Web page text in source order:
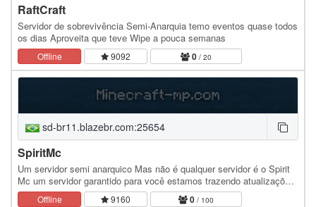
RaftCraft
Servidor de sobrevivência Semi-Anarquia temo eventos quase todos
os dias Aproveita que teve Wipe a pouca semanas
Offline 9092 0 / 20
sd-br11.blazebr.com:25654
SpiritMc
Um servidor semi anarquico Mas não é qualquer servidor é o Spirit
Mc um servidor garantido para você estamos trazendo atualizações
e tamo querendo não transformar em um…
Offline 9160 0 / 100